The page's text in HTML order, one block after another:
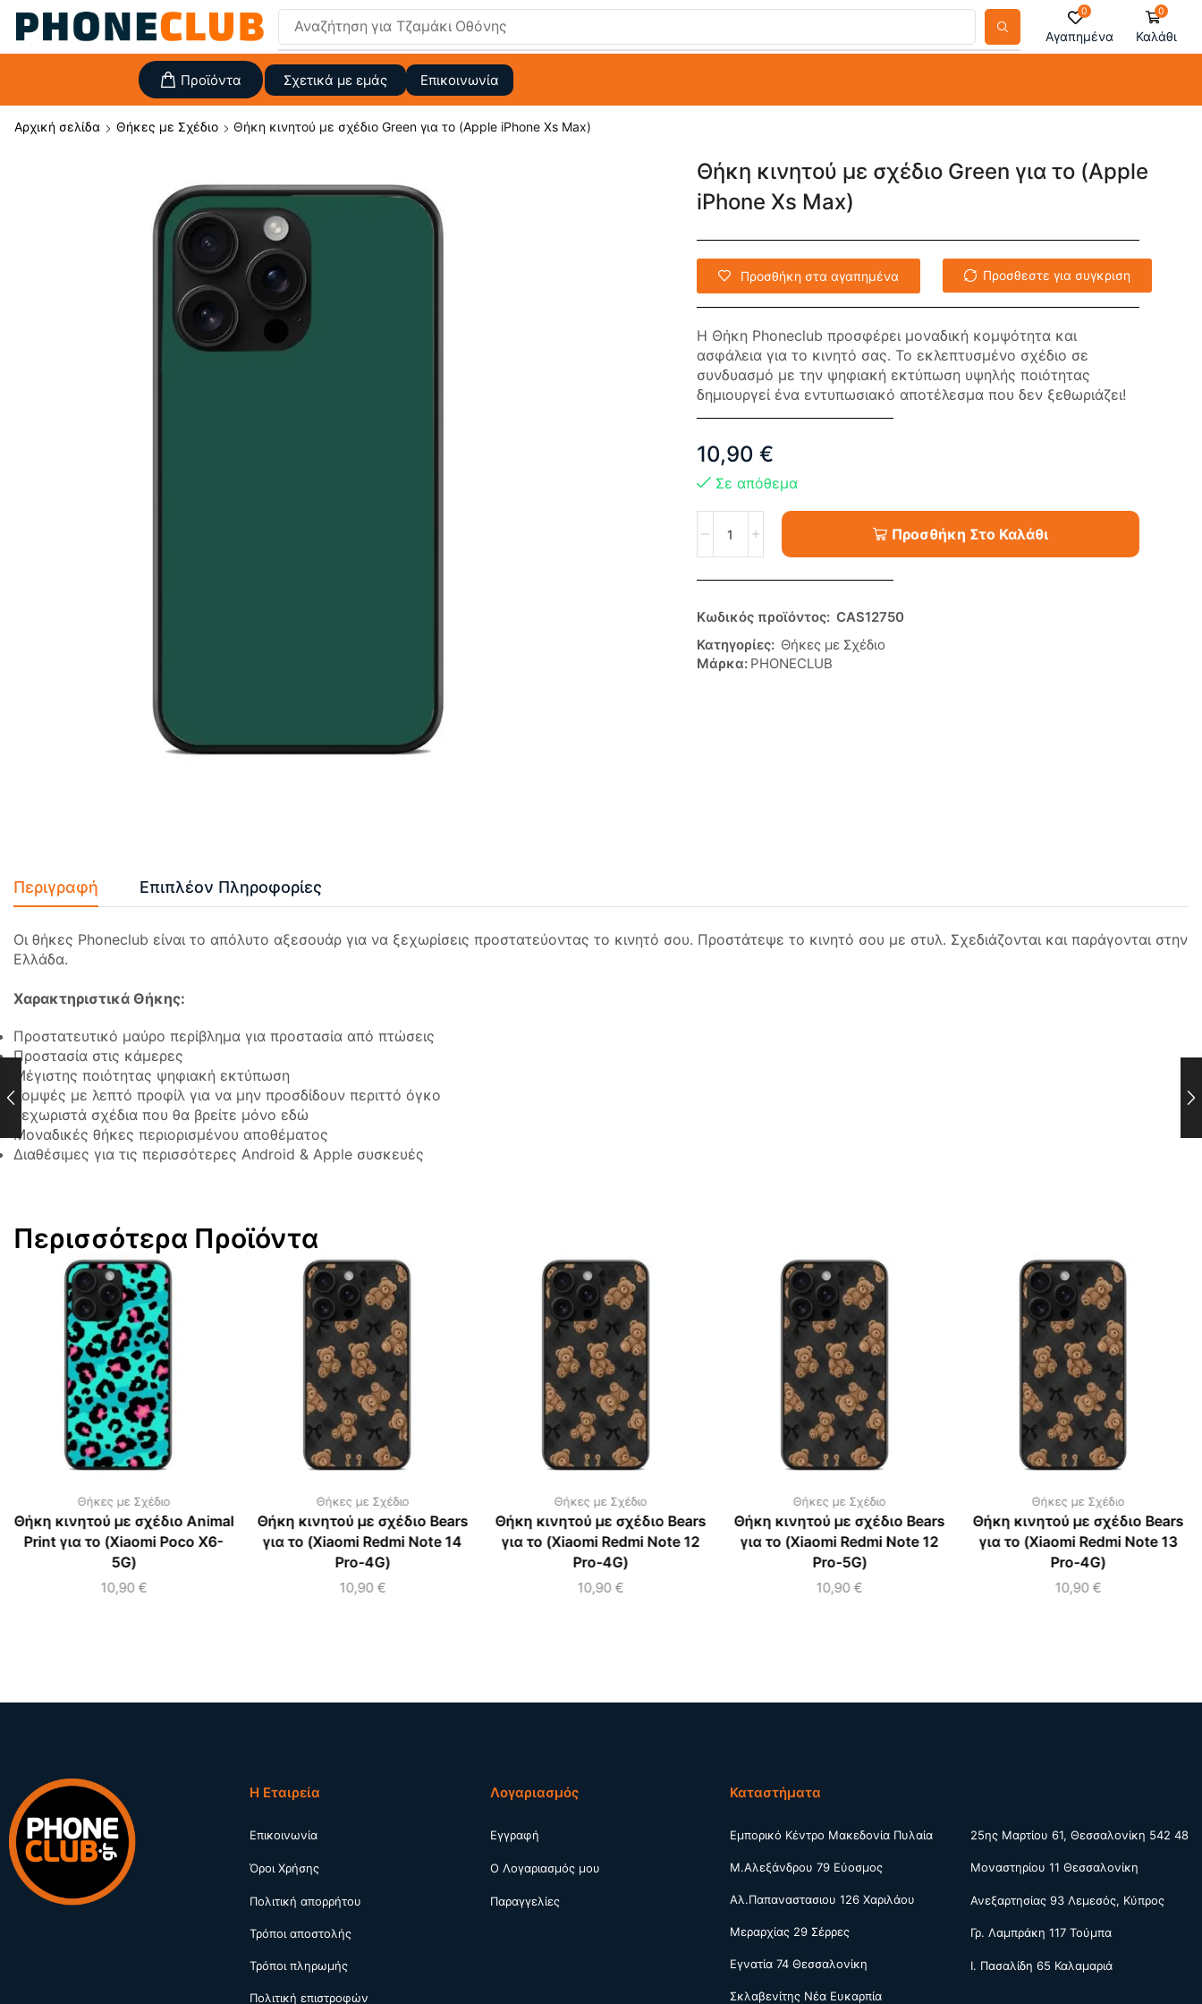
Αναζήτηση για Τζαμάκι Οθόνης
0
Αγαπημένα
0
Καλάθι
Προϊόντα Σχετικά με εμάς Επικοινωνία
Αρχική σελίδα Θήκες με Σχέδιο Θήκη κινητού με σχέδιο Green για το (Apple iPhone Xs Max)
Θήκη κινητού με σχέδιο Green για το (Apple
iPhone Xs Max)
Προσθήκη στα αγαπημένα Προσθεστε για συγκριση
Η Θήκη Phoneclub προσφέρει μοναδική κομψότητα και
ασφάλεια για το κινητό σας. Το εκλεπτυσμένο σχέδιο σε
συνδυασμό με την ψηφιακή εκτύπωση υψηλής ποιότητας
δημιουργεί ένα εντυπωσιακό αποτέλεσμα που δεν ξεθωριάζει!
10,90 €
Σε απόθεμα
Προσθήκη Στο Καλάθι
Κωδικός προϊόντος: CAS12750
Κατηγορίες: Θήκες με Σχέδιο
Μάρκα: PHONECLUB
Περιγραφή Επιπλέον Πληροφορίες
Οι θήκες Phoneclub είναι το απόλυτο αξεσουάρ για να ξεχωρίσεις προστατεύοντας το κινητό σου. Προστάτεψε το κινητό σου με στυλ. Σχεδιάζονται και παράγονται στην
Ελλάδα.
Χαρακτηριστικά Θήκης:
Προστατευτικό μαύρο περίβλημα για προστασία από πτώσεις
Προστασία στις κάμερες
Μέγιστης ποιότητας ψηφιακή εκτύπωση
Κομψές με λεπτό προφίλ για να μην προσδίδουν περιττό όγκο
Ξεχωριστά σχέδια που θα βρείτε μόνο εδώ
Μοναδικές θήκες περιορισμένου αποθέματος
Διαθέσιμες για τις περισσότερες Android & Apple συσκευές
Περισσότερα Προϊόντα
Θήκες με Σχέδιο
Θήκη κινητού με σχέδιο Animal
Print για το (Xiaomi Poco X6-
5G)
10,90 €
Θήκες με Σχέδιο
Θήκη κινητού με σχέδιο Bears
για το (Xiaomi Redmi Note 14
Pro-4G)
10,90 €
Θήκες με Σχέδιο
Θήκη κινητού με σχέδιο Bears
για το (Xiaomi Redmi Note 12
Pro-4G)
10,90 €
Θήκες με Σχέδιο
Θήκη κινητού με σχέδιο Bears
για το (Xiaomi Redmi Note 12
Pro-5G)
10,90 €
Θήκες με Σχέδιο
Θήκη κινητού με σχέδιο Bears
για το (Xiaomi Redmi Note 13
Pro-4G)
10,90 €
Η Εταιρεία
Επικοινωνία
Όροι Χρήσης
Πολιτική απορρήτου
Τρόποι αποστολής
Τρόποι πληρωμής
Πολιτική επιστροφών
Λογαριασμός
Εγγραφή
Ο Λογαριασμός μου
Παραγγελίες
Καταστήματα
Εμπορικό Κέντρο Μακεδονία Πυλαία
Μ.Αλεξάνδρου 79 Εύοσμος
Αλ.Παπαναστασιου 126 Χαριλάου
Μεραρχίας 29 Σέρρες
Εγνατία 74 Θεσσαλονίκη
Σκλαβενίτης Νέα Ευκαρπία
25ης Μαρτίου 61, Θεσσαλονίκη 542 48
Μοναστηρίου 11 Θεσσαλονίκη
Ανεξαρτησίας 93 Λεμεσός, Κύπρος
Γρ. Λαμπράκη 117 Τούμπα
Ι. Πασαλίδη 65 Καλαμαριά